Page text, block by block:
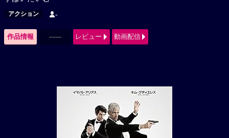
アクション -
作品情報 ------ レビュー 動画配信